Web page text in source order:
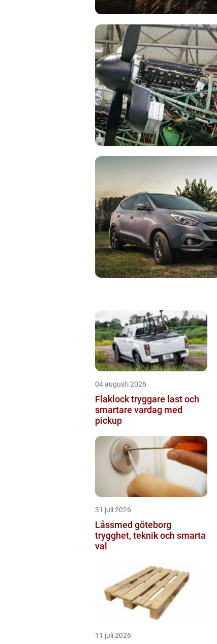
04 augusti 2026
Flaklock tryggare last och
smartare vardag med
pickup
31 juli 2026
Låssmed göteborg
trygghet, teknik och smarta
val
11 juli 2026